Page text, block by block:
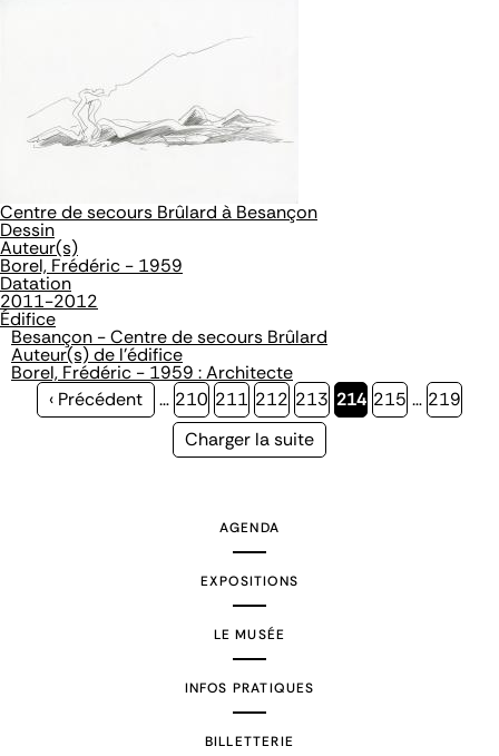
Centre de secours Brûlard à Besançon
Dessin
Auteur(s)
Borel, Frédéric - 1959
Datation
2011-2012
Édifice
Besançon - Centre de secours Brûlard
Auteur(s) de l'édifice
Borel, Frédéric - 1959 : Architecte
Page
‹ Précédent … Page
210 Page
211 Page
212 Page
213 Page
214 Page
215 … Page
219
Page
Charger la suite
AGENDA
EXPOSITIONS
LE MUSÉE
INFOS PRATIQUES
BILLETTERIE